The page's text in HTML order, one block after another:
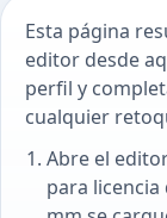
Esta página
editor desde
perfil y
cualquier
Abre el
para licencia